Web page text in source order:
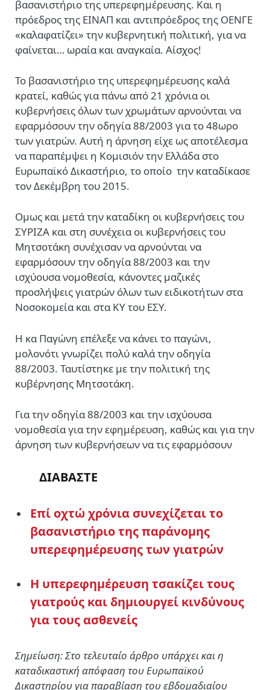
βασανιστήριο της υπερεφημέρευσης. Και η
πρόεδρος της ΕΙΝΑΠ και αντιπρόεδρος της ΟΕΝΓΕ
«καλαφατίζει» την κυβερνητική πολιτική, για να
φαίνεται… ωραία και αναγκαία. Αίσχος!
Το βασανιστήριο της υπερεφημέρευσης καλά
κρατεί, καθώς για πάνω από 21 χρόνια οι
κυβερνήσεις όλων των χρωμάτων αρνούνται να
εφαρμόσουν την οδηγία 88/2003 για το 48ωρο
των γιατρών. Αυτή η άρνηση είχε ως αποτέλεσμα
να παραπέμψει η Κομισιόν την Ελλάδα στο
Ευρωπαϊκό Δικαστήριο, το οποίο την καταδίκασε
τον Δεκέμβρη του 2015.
Ομως και μετά την καταδίκη οι κυβερνήσεις του
ΣΥΡΙΖΑ και στη συνέχεια οι κυβερνήσεις του
Μητσοτάκη συνέχισαν να αρνούνται να
εφαρμόσουν την οδηγία 88/2003 και την
ισχύουσα νομοθεσία, κάνοντες μαζικές
προσλήψεις γιατρών όλων των ειδικοτήτων στα
Νοσοκομεία και στα ΚΥ του ΕΣΥ.
Η κα Παγώνη επέλεξε να κάνει το παγώνι,
μολονότι γνωρίζει πολύ καλά την οδηγία
88/2003. Ταυτίστηκε με την πολιτική της
κυβέρνησης Μητσοτάκη.
Για την οδηγία 88/2003 και την ισχύουσα
νομοθεσία για την εφημέρευση, καθώς και για την
άρνηση των κυβερνήσεων να τις εφαρμόσουν
ΔΙΑΒΑΣΤΕ
Επί οχτώ χρόνια συνεχίζεται το
βασανιστήριο της παράνομης
υπερεφημέρευσης των γιατρών
H υπερεφημέρευση τσακίζει τους
γιατρούς και δημιουργεί κινδύνους
για τους ασθενείς
Σημείωση: Στο τελευταίο άρθρο υπάρχει και η
καταδικαστική απόφαση του Ευρωπαϊκού
Δικαστηρίου για παραβίαση του εβδομαδιαίου